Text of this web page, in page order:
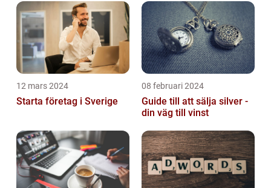
12 mars 2024
Starta företag i Sverige
08 februari 2024
Guide till att sälja silver -
din väg till vinst